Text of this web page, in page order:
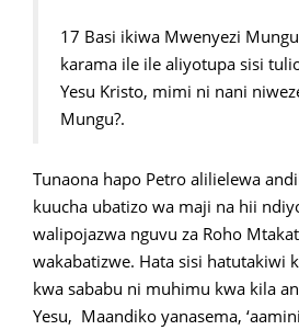
17 Basi ikiwa Mwenyezi
karama ile ile aliyotupa sisi
Yesu Kristo, mimi ni nani
Mungu?.
Tunaona hapo Petro alilielewa
kuucha ubatizo wa maji na hii
walipojazwa nguvu za Roho
wakabatizwe. Hata sisi hatutakiwi
kwa sababu ni muhimu kwa kila
Yesu, Maandiko yanasema,